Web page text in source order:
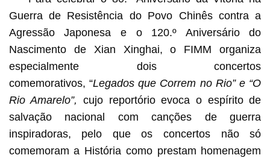
Guerra de Resistência do Povo Chinês contra a
Agressão Japonesa e o 120.º Aniversário do
Nascimento de Xian Xinghai, o FIMM organiza
especialmente dois concertos
comemorativos, “Legados que Correm no Rio” e “O
Rio Amarelo”,cujo reportório evoca o espírito de
salvação nacional com canções de guerra
inspiradoras, pelo que os concertos não só
comemoram a História como prestam homenagem